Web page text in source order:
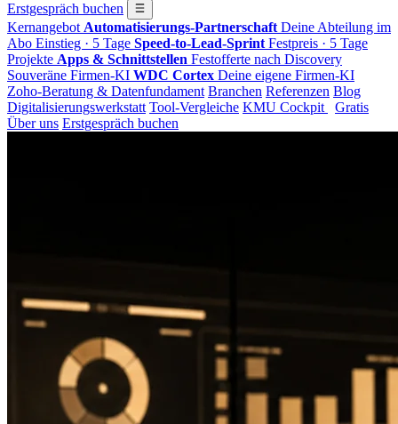
Erstgespräch buchen
Kernangebot Automatisierungs-Partnerschaft Deine Abteilung im
Abo Einstieg · 5 Tage Speed-to-Lead-Sprint Festpreis · 5 Tage
Projekte Apps & Schnittstellen Festofferte nach Discovery
Souveräne Firmen-KI WDC Cortex Deine eigene Firmen-KI
Zoho-Beratung & Datenfundament Branchen Referenzen Blog
Digitalisierungswerkstatt Tool-Vergleiche KMU Cockpit
Gratis
Über uns Erstgespräch buchen